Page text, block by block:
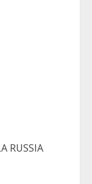
RUSSIA